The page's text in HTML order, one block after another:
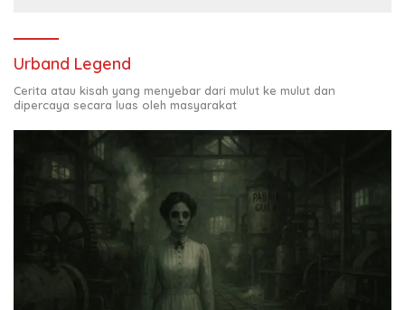
Urband Legend
Cerita atau kisah yang menyebar dari mulut ke mulut dan
dipercaya secara luas oleh masyarakat